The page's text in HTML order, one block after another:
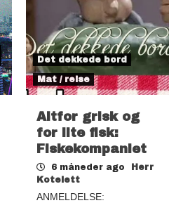
Det dekkede bord
Mat / reise
Altfor grisk og
for lite fisk:
Fiskekompaniet
6 måneder ago
Herr
Kotelett
ANMELDELSE: